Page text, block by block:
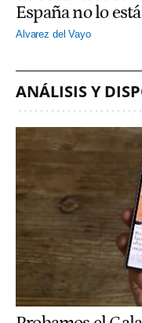
España no lo
Alvarez del Vayo
ANÁLISIS Y